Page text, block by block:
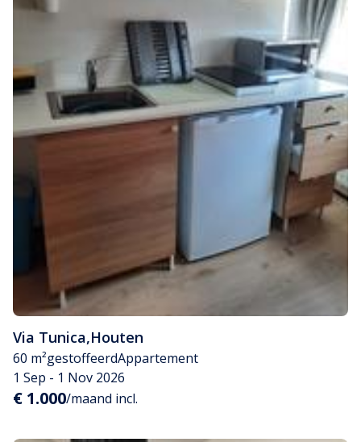
Via Tunica,Houten
60 m²gestoffeerdAppartement
1 Sep - 1 Nov 2026
€ 1.000/maand incl.